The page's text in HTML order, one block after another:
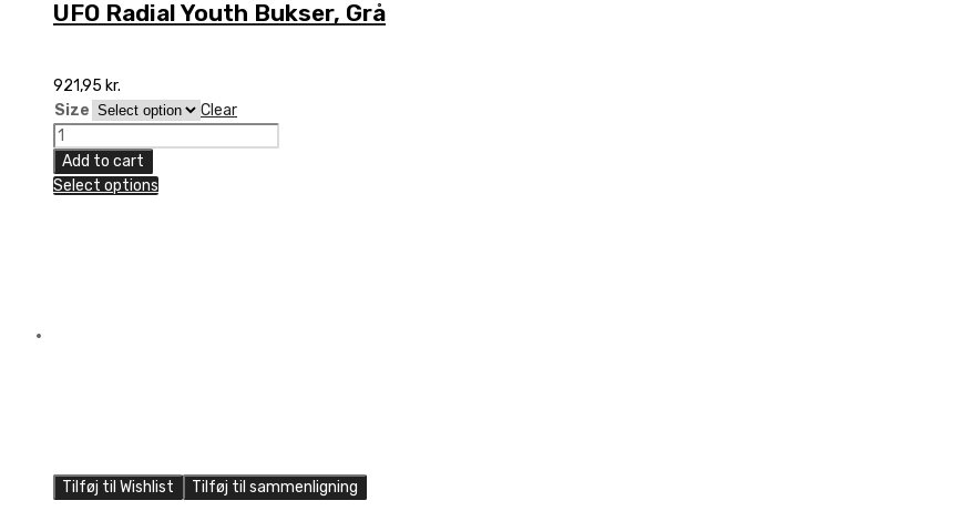
UFO Radial Youth Bukser, Grå
921,95 kr.
Size
Clear
UFO
Radial
Youth
Add to cart
Select options
Tilføj til Wishlist Tilføj til sammenligning